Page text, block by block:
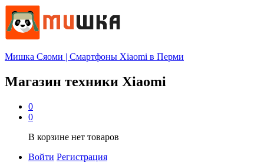
Мишка Сяоми | Смартфоны Xiaomi в Перми
Магазин техники Xiaomi
0
0
В корзине нет товаров
Войти Регистрация